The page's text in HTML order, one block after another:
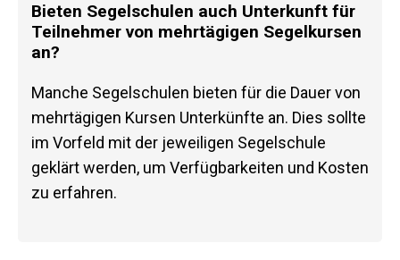
Bieten Segelschulen auch Unterkunft für
Teilnehmer von mehrtägigen Segelkursen
an?
Manche Segelschulen bieten für die Dauer von
mehrtägigen Kursen Unterkünfte an. Dies sollte
im Vorfeld mit der jeweiligen Segelschule
geklärt werden, um Verfügbarkeiten und Kosten
zu erfahren.